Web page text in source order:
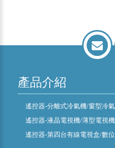
產品介紹
遙控器-分離式冷氣機/窗型冷
遙控器-液晶電視機/薄型電視
遙控器-第四台有線電視盒/數